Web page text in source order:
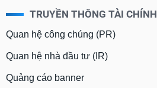
TRUYỀN THÔNG TÀI CHÍNH
Quan hệ công chúng (PR)
Quan hệ nhà đầu tư (IR)
Quảng cáo banner